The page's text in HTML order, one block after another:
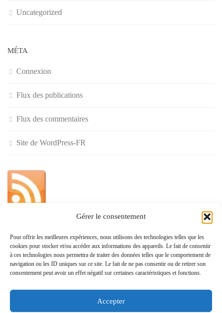
Gérer le consentement
Pour offrir les meilleures expériences, nous utilisons des technologies telles que les
cookies pour stocker et/ou accéder aux informations des appareils. Le fait de consentir
à ces technologies nous permettra de traiter des données telles que le comportement de
navigation ou les ID uniques sur ce site. Le fait de ne pas consentir ou de retirer son
consentement peut avoir un effet négatif sur certaines caractéristiques et fonctions.
Accepter
Uncategorized
MÉTA
Connexion
Flux des publications
Flux des commentaires
Site de WordPress-FR
»
Politique de confidentialité